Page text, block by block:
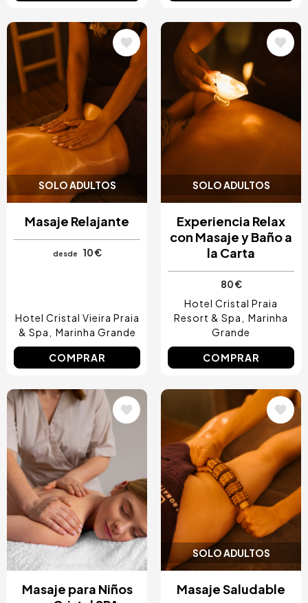
SOLO ADULTOS
Image
Masaje Relajante
desde 10 €
Hotel Cristal Vieira Praia
& Spa
Marinha Grande
COMPRAR
SOLO ADULTOS
Image
Experiencia Relax
con Masaje y Baño a
la Carta
80 €
Hotel Cristal Praia
Resort & Spa
Marinha
Grande
COMPRAR
Image
Masaje para Niños
SOLO ADULTOS
Masaje Saludable